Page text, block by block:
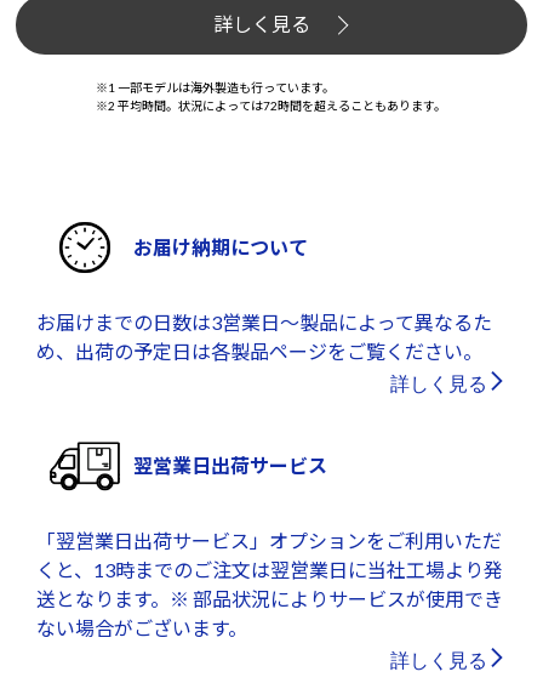
詳しく見る
※1 一部モデルは海外製造も行っています。
※2 平均時間。状況によっては72時間を超えることもあります。
お届け納期について
お届けまでの日数は3営業日～製品によって異なるた
め、出荷の予定日は各製品ページをご覧ください。
詳しく見る
翌営業日出荷サービス
「翌営業日出荷サービス」オプションをご利用いただ
くと、13時までのご注文は翌営業日に当社工場より発
送となります。※ 部品状況によりサービスが使用でき
ない場合がございます。
詳しく見る